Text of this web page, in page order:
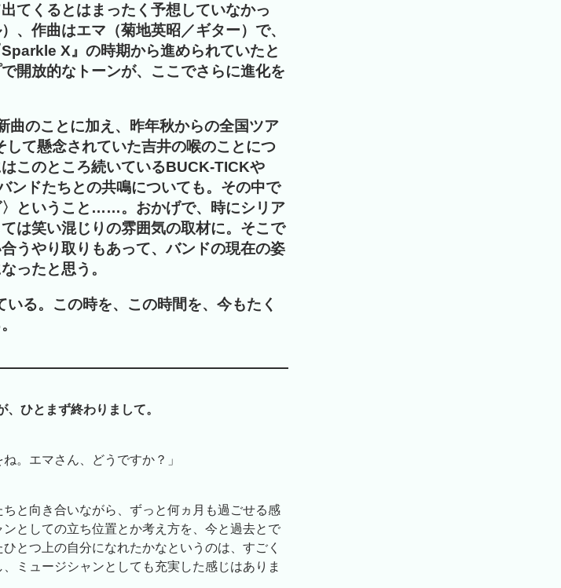
てくるとはまったく予想していなかっ
、作曲はエマ（菊地英昭／ギター）で、
X』の時期から進められていたと
開放的なトーンが、ここでさらに進化を
曲のことに加え、昨年秋からの全国ツア
て懸念されていた吉井の喉のことにつ
このところ続いているBUCK-TICKや
ンドたちとの共鳴についても。その中で
ということ……。おかげで、時にシリア
は笑い混じりの雰囲気の取材に。そこで
うやり取りもあって、バンドの現在の姿
ったと思う。
る。この時を、この時間を、今もたく
ひとまず終わりまして。
。エマさん、どうですか？」
ちと向き合いながら、ずっと何ヵ月も過ごせる感
としての立ち位置とか考え方を、今と過去とで
とつ上の自分になれたかなというのは、すごく
ミュージシャンとしても充実した感じはありま